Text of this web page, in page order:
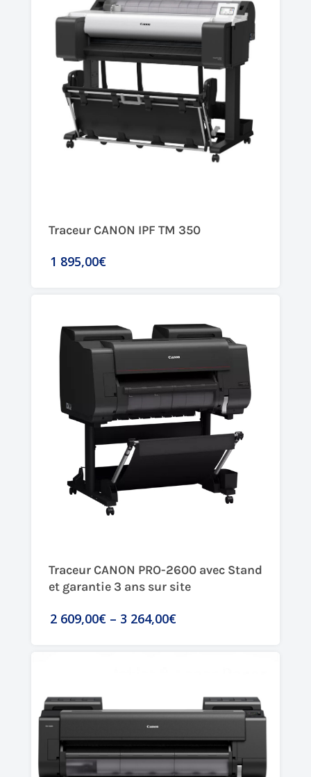
Traceur CANON IPF TM 350
1 895,00€
Traceur CANON PRO-2600 avec Stand
et garantie 3 ans sur site
2 609,00€ – 3 264,00€